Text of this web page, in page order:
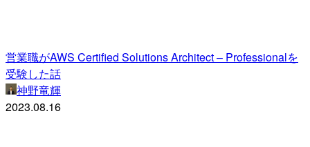
営業職がAWS Certified Solutions Architect – Professionalを
受験した話
神野竜輝
2023.08.16